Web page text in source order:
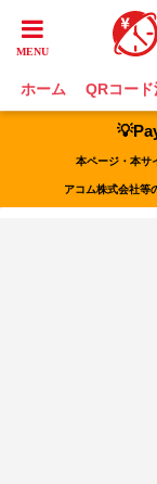
ホーム QRコード
本ページ・本サ
アコム株式会社等